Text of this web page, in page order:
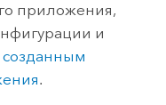
приложения,
и
созданным
.